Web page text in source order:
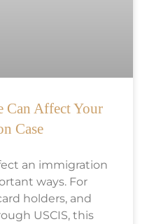
Can Affect Your
Case
an immigration
ways. For
holders, and
USCIS, this